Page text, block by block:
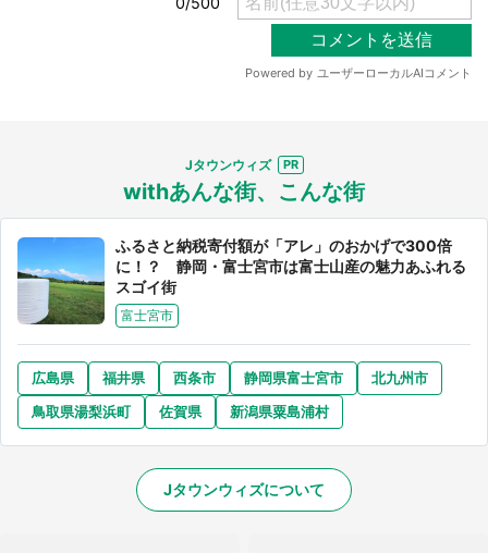
選択する
Jタウンウィズ
withあんな街、こんな街
ふるさと納税寄付額が「アレ」のおかげで300倍
に！？ 静岡・富士宮市は富士山産の魅力あふれる
スゴイ街
富士宮市
広島県 福井県 西条市 静岡県富士宮市
北九州市
鳥取県湯梨浜町
佐賀県 新潟県粟島浦村
Jタウンウィズについて